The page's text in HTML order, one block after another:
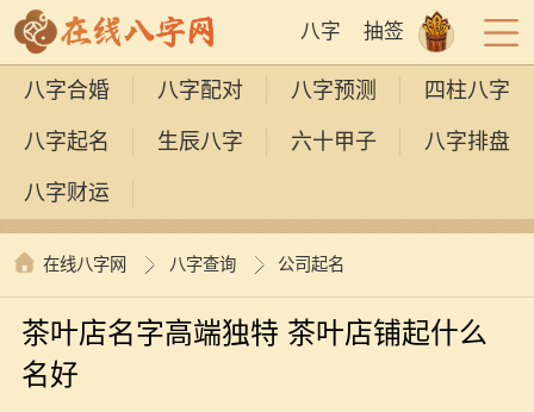
八字 抽签
八字合婚 八字配对 八字预测 四柱八字
八字起名 生辰八字 六十甲子 八字排盘
八字财运
在线八字网 八字查询 公司起名
茶叶店名字高端独特 茶叶店铺起什么
名好